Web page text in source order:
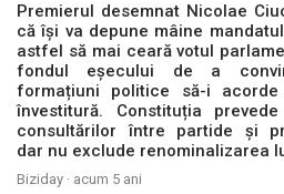
Premierul desemnat Nicolae
că își va depune mâine
astfel să mai ceară votul
fondul eșecului de a
formațiuni politice să-i
învestitură. Constituția
consultărilor între partide și
dar nu exclude renominalizarea
Biziday · acum 5 ani